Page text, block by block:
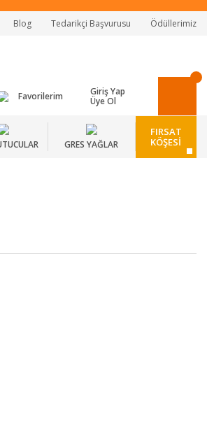
Blog Tedarikçi Başvurusu Ödüllerimiz
Favorilerim
Giriş Yap
Üye Ol
GRES YAĞLAR
FIRSAT
KÖŞESİ